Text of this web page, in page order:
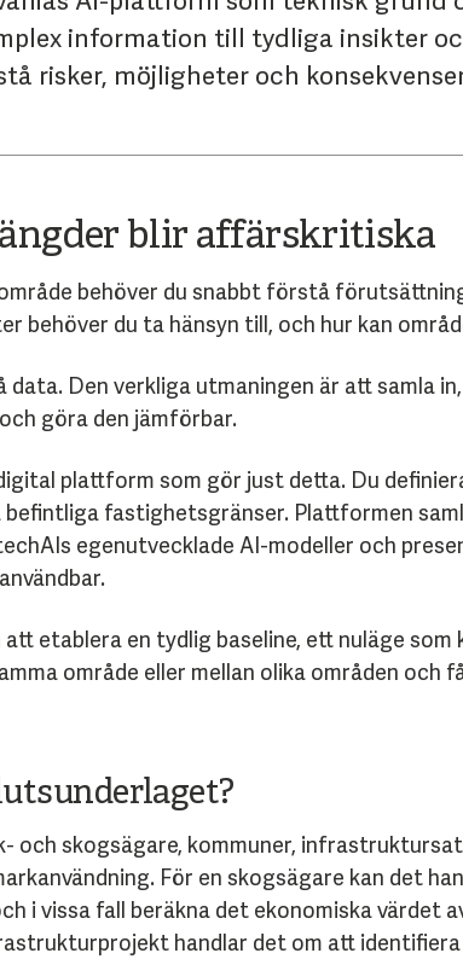
information till tydliga insikter
risker, möjligheter och
blir affärskritiska
behöver du snabbt förstå
behöver du ta hänsyn till, och hur kan
data. Den verkliga utmaningen är att samla
göra den jämförbar.
plattform som gör just detta. Du
fastighetsgränser. Plattformen
egenutvecklade AI-modeller och
etablera en tydlig baseline, ett nuläge
område eller mellan olika områden och
och skogsägare, kommuner,
För en skogsägare kan det
i vissa fall beräkna det ekonomiska värdet
handlar det om att